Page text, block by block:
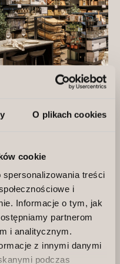
O plikach cookies
cookie
treści
i
Informacje o tym, jak
partnerom
i analitycznym.
z innymi danymi
podczas
mazowieckie
od Norco
mazowieckie –
się na
przedsiębiorcy